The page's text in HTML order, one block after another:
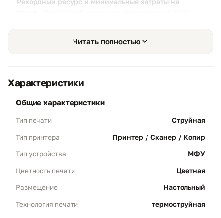
Рекордный ресурс и минимальные затраты на
(до 7600 в эко-режиме) и до 7700 цветных
Бескартриджная технология радикально
снижает эксплуатационные расходы при
Читать полностью
Характеристики
общие характеристики
Тип печати Струйная
Тип принтера Принтер / Сканер / Копир
Тип устройства МФУ
Цветность печати Цветная
Размещение Настольный
Технология печати термоструйная